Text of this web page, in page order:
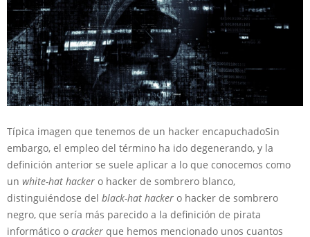
Típica imagen que tenemos de un hacker encapuchadoSin
embargo, el empleo del término ha ido degenerando, y la
definición anterior se suele aplicar a lo que conocemos como
un white-hat hacker o hacker de sombrero blanco,
distinguiéndose del black-hat hacker o hacker de sombrero
negro, que sería más parecido a la definición de pirata
informático o cracker que hemos mencionado unos cuantos